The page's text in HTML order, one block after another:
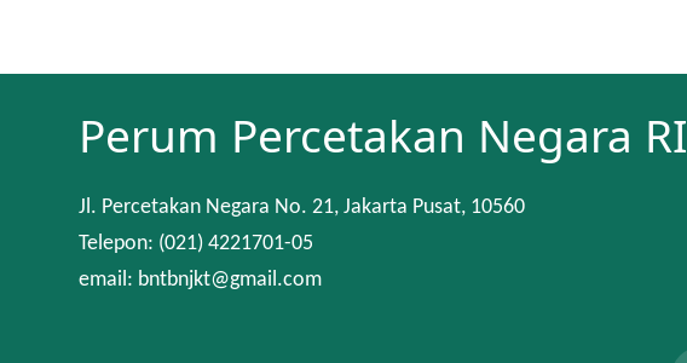
Perum Percetakan Negara RI
Jl. Percetakan Negara No. 21, Jakarta Pusat, 10560
Telepon: (021) 4221701-05
email: bntbnjkt@gmail.com